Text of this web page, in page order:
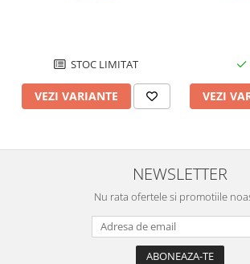
Lupe, Dispozitive Optice
Pensete
Suporti de Lucru
STOC LIMITAT
VEZI VARIANTE VEZI
NEWSLETTER
Nu rata ofertele si promotiile